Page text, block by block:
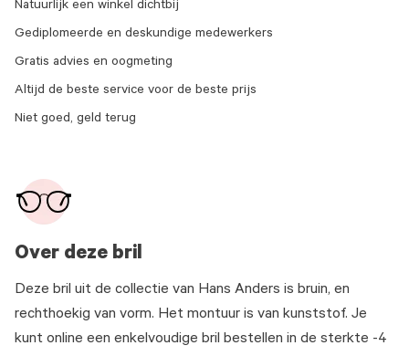
Over deze bril
Deze bril uit de collectie van Hans Anders is bruin, en
rechthoekig van vorm. Het montuur is van kunststof. Je
kunt online een enkelvoudige bril bestellen in de sterkte -4
Natuurlijk een winkel dichtbij
Gediplomeerde en deskundige medewerkers
Gratis advies en oogmeting
Altijd de beste service voor de beste prijs
Niet goed, geld terug